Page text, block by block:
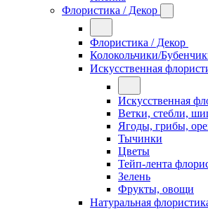
Флористика / Декор
Флористика / Декор
Колокольчики/
Искусственная
Искусственная
Ветки, стебли,
Ягоды, грибы,
Тычинки
Цветы
Тейп-лента
Зелень
Фрукты, овощи
Натуральная